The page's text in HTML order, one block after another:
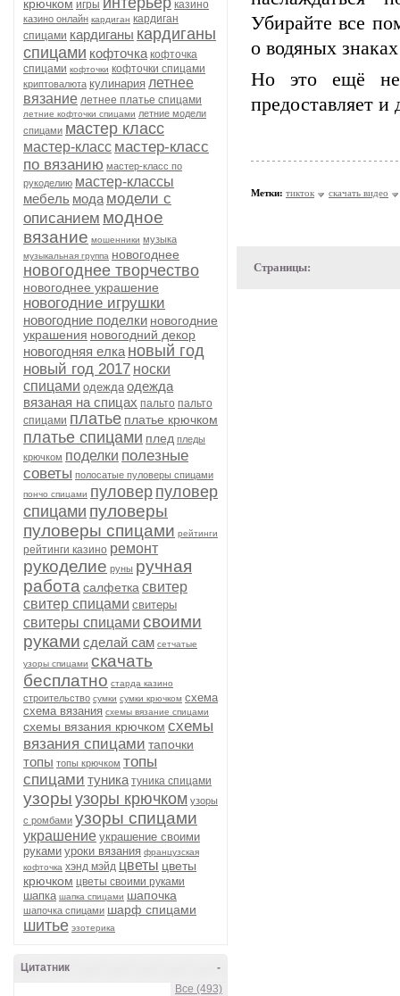
крючком игры казино
казино онлайн кардиган кардиган
спицами кардиганы кардиганы
спицами кофточка кофточка
спицами кофточки кофточки спицами
криптовалюта кулинария летнее
вязание летнее платье спицами
летние кофточки спицами летние модели
спицами мастер класс
мастер-класс мастер-класс
по вязанию мастер-класс по
рукоделию мастер-классы
мебель мода модели с
описанием модное
вязание мошенники музыка
музыкальная группа новогоднее
новогоднее творчество
новогоднее украшение
новогодние игрушки
новогодние поделки новогодние
украшения новогодний декор
новогодняя елка новый год
новый год 2017 носки
спицами одежда одежда
вязаная на спицах пальто пальто
спицами платье платье крючком
платье спицами плед пледы
крючком поделки полезные
советы полосатые пуловеры спицами
пончо спицами пуловер пуловер
спицами пуловеры
пуловеры спицами рейтинги
рейтинги казино ремонт
рукоделие руны ручная
работа салфетка свитер
свитер спицами свитеры
свитеры спицами своими
руками сделай сам сетчатые
узоры спицами скачать
бесплатно старда казино
строительство сумки сумки крючком схема
схема вязания схемы вязание спицами
схемы вязания крючком схемы
вязания спицами тапочки
топы топы крючком топы
спицами туника туника спицами
узоры узоры крючком узоры
с ромбами узоры спицами
украшение украшение своими
руками уроки вязания французская
кофточка хэнд мэйд цветы цветы
крючком цветы своими руками
шапка шапка спицами шапочка
шапочка спицами шарф спицами
шитье эзотерика
-
Цитатник
Все (493)
Убирайте все
о водяных
Но это ещё не
предоставляет
Метки: тикток скачать видео
Страницы: